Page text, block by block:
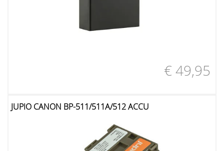
€ 49,95
JUPIO CANON BP-511/511A/512 ACCU